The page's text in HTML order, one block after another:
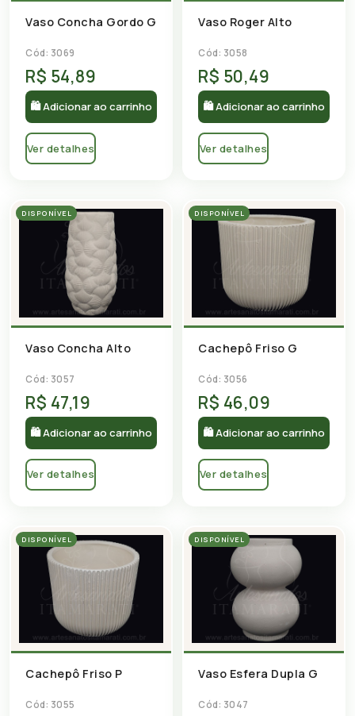
Vaso Concha Gordo G
Cód: 3069
R$ 54,89
🛍 Adicionar ao carrinho
Ver detalhes
Vaso Roger Alto
Cód: 3058
R$ 50,49
🛍 Adicionar ao carrinho
Ver detalhes
DISPONÍVEL
Vaso Concha Alto
Cód: 3057
R$ 47,19
🛍 Adicionar ao carrinho
Ver detalhes
DISPONÍVEL
Cachepô Friso G
Cód: 3056
R$ 46,09
🛍 Adicionar ao carrinho
Ver detalhes
DISPONÍVEL
Cachepô Friso P
Cód: 3055
DISPONÍVEL
Vaso Esfera Dupla G
Cód: 3047